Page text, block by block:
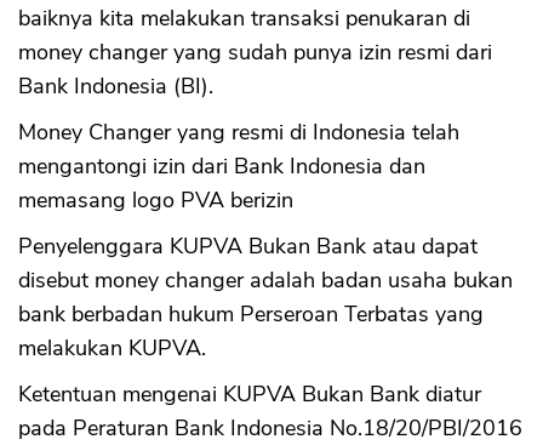
baiknya kita melakukan transaksi penukaran di
money changer yang sudah punya izin resmi dari
Bank Indonesia (BI).
Money Changer yang resmi di Indonesia telah
mengantongi izin dari Bank Indonesia dan
memasang logo PVA berizin
Penyelenggara KUPVA Bukan Bank atau dapat
disebut money changer adalah badan usaha bukan
bank berbadan hukum Perseroan Terbatas yang
melakukan KUPVA.
Ketentuan mengenai KUPVA Bukan Bank diatur
pada Peraturan Bank Indonesia No.18/20/PBI/2016